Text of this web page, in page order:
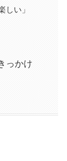
い」
っかけ